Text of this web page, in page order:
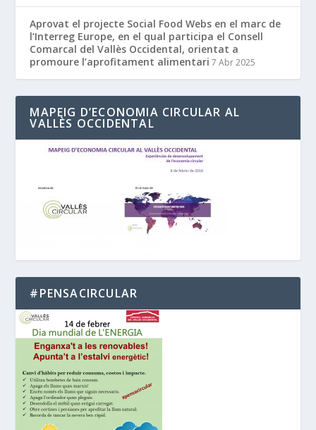
Aprovat el projecte Social Food Webs en el marc de
l’Interreg Europe, en el qual participa el Consell
Comarcal del Vallès Occidental, orientat a
promoure l’aprofitament alimentari 7 Abr 2025
MAPEIG D’ECONOMIA CIRCULAR AL
VALLÈS OCCIDENTAL
#PENSACIRCULAR